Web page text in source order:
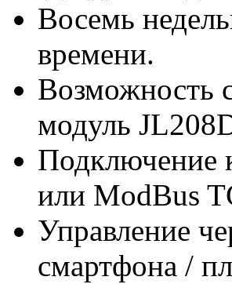
Восемь
времени.
Возможность
модуль
Подключение
или ModBus
Управление
смартфона /